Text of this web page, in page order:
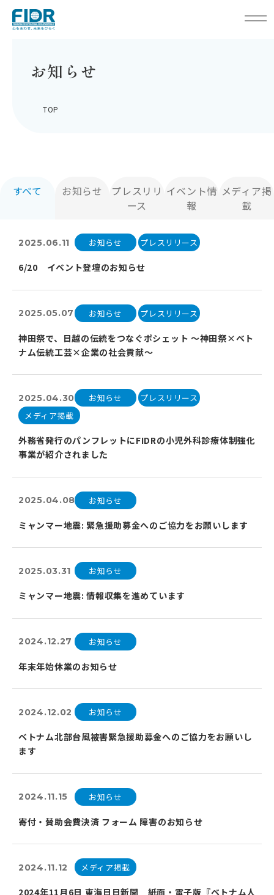
お知らせ
TOP
すべて お知らせ
プレスリリ
ース
イベント情
報
メディア掲
載
2025.06.11 お知らせ プレスリリース
6/20 イベント登壇のお知らせ
2025.05.07 お知らせ プレスリリース
神田祭で、日越の伝統をつなぐポシェット ～神田祭×ベト
ナム伝統工芸×企業の社会貢献～
2025.04.30 お知らせ
プレスリリース
メディア掲載
外務省発行のパンフレットにFIDRの小児外科診療体制強化
事業が紹介されました
2025.04.08 お知らせ
ミャンマー地震: 緊急援助募金へのご協力をお願いします
2025.03.31 お知らせ
ミャンマー地震: 情報収集を進めています
2024.12.27 お知らせ
年末年始休業のお知らせ
2024.12.02 お知らせ
ベトナム北部台風被害緊急援助募金へのご協力をお願いし
ます
2024.11.15 お知らせ
寄付・賛助会費決済 フォーム 障害のお知らせ
2024.11.12 メディア掲載
2024年11月6日 東海日日新聞 紙面・電子版『ベトナム人